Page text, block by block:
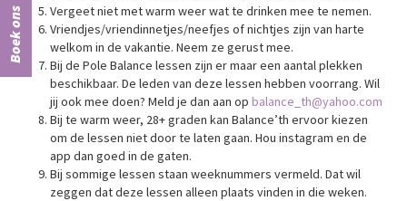
Boek ons
Vergeet niet met warm weer wat te drinken mee te nemen.
Vriendjes/vriendinnetjes/neefjes of nichtjes zijn van harte
welkom in de vakantie. Neem ze gerust mee.
Bij de Pole Balance lessen zijn er maar een aantal plekken
beschikbaar. De leden van deze lessen hebben voorrang. Wil
jij ook mee doen? Meld je dan aan op balance_th@yahoo.com
Bij te warm weer, 28+ graden kan Balance’th ervoor kiezen
om de lessen niet door te laten gaan. Hou instagram en de
app dan goed in de gaten.
Bij sommige lessen staan weeknummers vermeld. Dat wil
zeggen dat deze lessen alleen plaats vinden in die weken.